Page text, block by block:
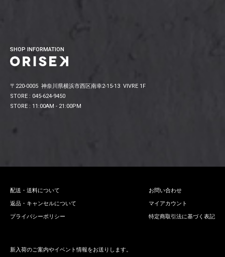
SHOP INFORMATION
〒220-0005 神奈川県横浜市西区南幸2-15-13 VIVRE 1F
STORE : 045-624-9450
STORE : 11:00AM - 21:00PM
配送・送料について
返品・キャンセルについて
プライバシーポリシー
お問い合わせ
マイアカウント
特定商取引法に基づく表記
新入荷のご案内やイベント情報をお送りします。